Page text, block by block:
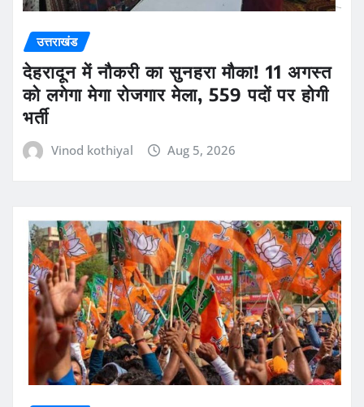
उत्तराखंड
देहरादून में नौकरी का सुनहरा मौका! 11 अगस्त
को लगेगा मेगा रोजगार मेला, 559 पदों पर होगी
भर्ती
Vinod kothiyal Aug 5, 2026